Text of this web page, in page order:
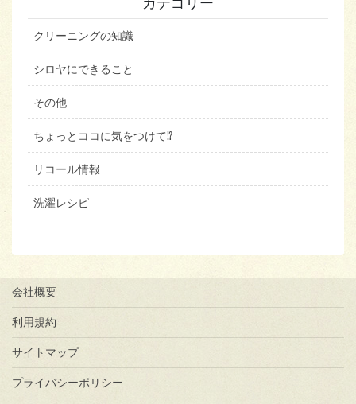
カテゴリー
クリーニングの知識
シロヤにできること
その他
ちょっとココに気をつけて⁉︎
リコール情報
洗濯レシピ
会社概要
利用規約
サイトマップ
プライバシーポリシー